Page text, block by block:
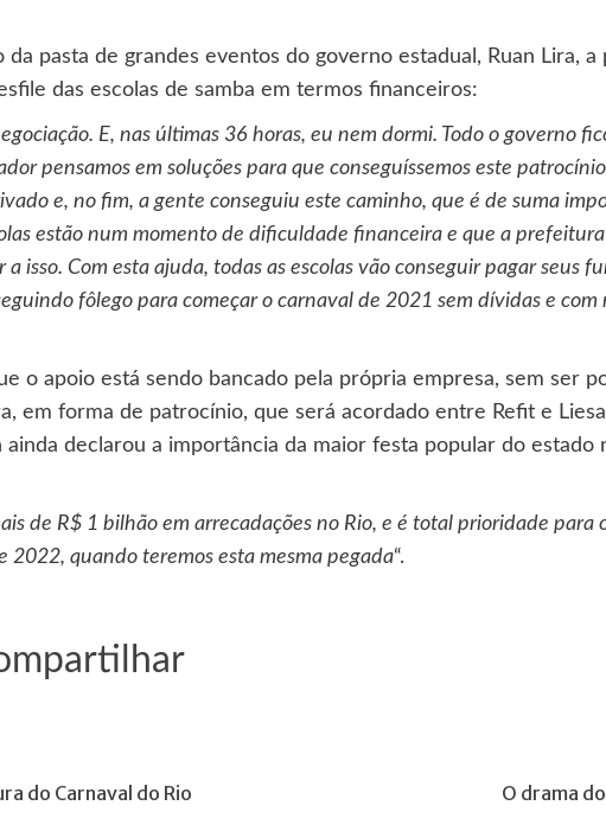
da pasta de grandes eventos do governo estadual, Ruan Lira,
das escolas de samba em termos financeiros:
E, nas últimas 36 horas, eu nem dormi. Todo o governo
pensamos em soluções para que conseguíssemos este
e, no fim, a gente conseguiu este caminho, que é de suma
estão num momento de dificuldade financeira e que a
isso. Com esta ajuda, todas as escolas vão conseguir pagar seus
fôlego para começar o carnaval de 2021 sem dívidas e com
o apoio está sendo bancado pela própria empresa, sem ser
em forma de patrocínio, que será acordado entre Refit e Liesa
ainda declarou a importância da maior festa popular do estado
de R$ 1 bilhão em arrecadações no Rio, e é total prioridade para
2022, quando teremos esta mesma pegada“.
do Carnaval do Rio
O drama